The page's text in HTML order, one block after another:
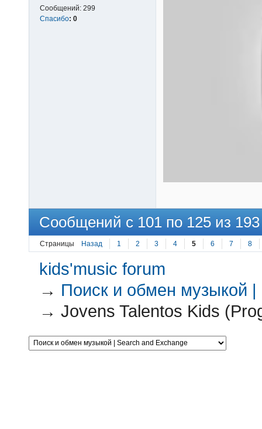
Сообщений: 299
Спасибо: 0
Сообщений с 101 по 125 из 193
Страницы Назад 1 2 3 4 5 6 7 8
kids'music forum
→ Поиск и обмен музыкой
→Jovens Talentos Kids